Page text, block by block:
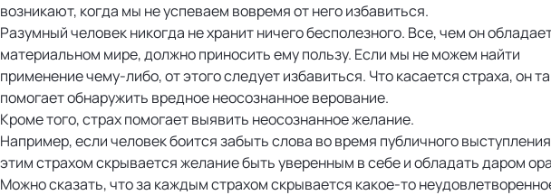
возникают, когда мы не успеваем вовремя от него избавиться.
Разумный человек никогда не хранит ничего бесполезного. Все, чем он
материальном мире, должно приносить ему пользу. Если мы не можем найти
применение чему-либо, от этого следует избавиться. Что касается страха, он
помогает обнаружить вредное неосознанное верование.
Кроме того, страх помогает выявить неосознанное желание.
Например, если человек боится забыть слова во время публичного
этим страхом скрывается желание быть уверенным в себе и обладать даром
Можно сказать, что за каждым страхом скрывается какое-то